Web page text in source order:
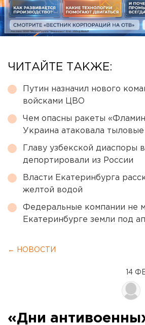
ЧИТАЙТЕ ТАКЖЕ:
Путин назначил нового
войсками ЦВО
Чем опасны ракеты
Украина атаковала
Главу узбекской диаспоры
депортировали из России
Власти Екатеринбурга
желтой водой
Федеральные компании не
Екатеринбурге земли под
← НОВОСТИ
14
«Дни